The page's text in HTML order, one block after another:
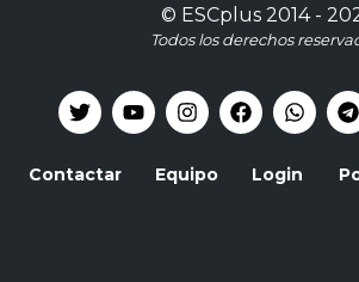
© ESCplus2014 -
Todos los derechos
Contactar Equipo Login